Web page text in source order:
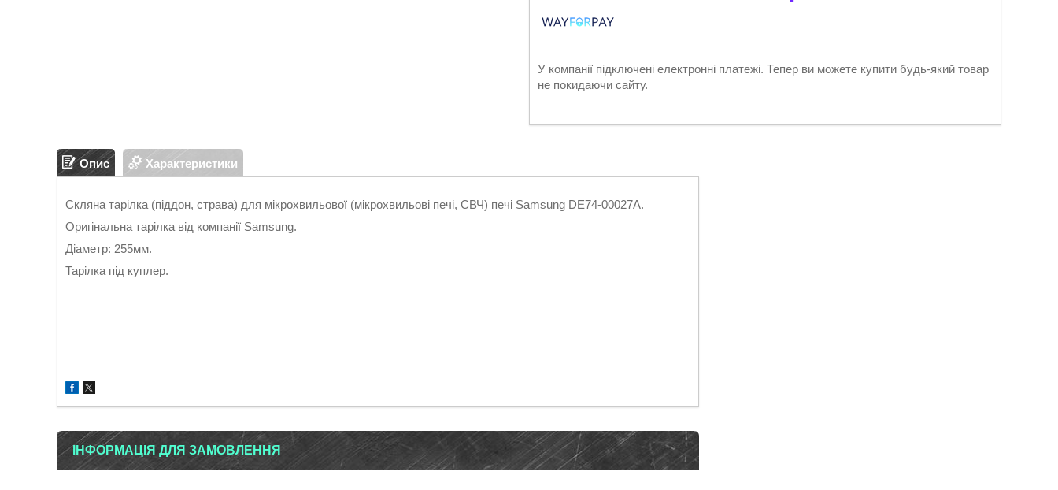
У компанії підключені електронні платежі. Тепер ви можете купити будь-який товар
не покидаючи сайту.
Опис Характеристики
Скляна тарілка (піддон, страва) для мікрохвильової (мікрохвильові печі, СВЧ) печі Samsung DE74-00027A.
Оригінальна тарілка від компанії Samsung.
Діаметр: 255мм.
Тарілка під куплер.
ІНФОРМАЦІЯ ДЛЯ ЗАМОВЛЕННЯ